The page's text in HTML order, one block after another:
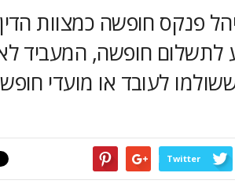
פנקס חופשה כמצוות
לתשלום חופשה, המעביד לא
לעובד או מועדי
Twitter